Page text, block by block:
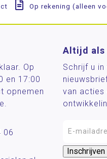
Op rekening (alleen
Op
en 17:00
opnemen
06
Altijd als
Schrijf u
van acties